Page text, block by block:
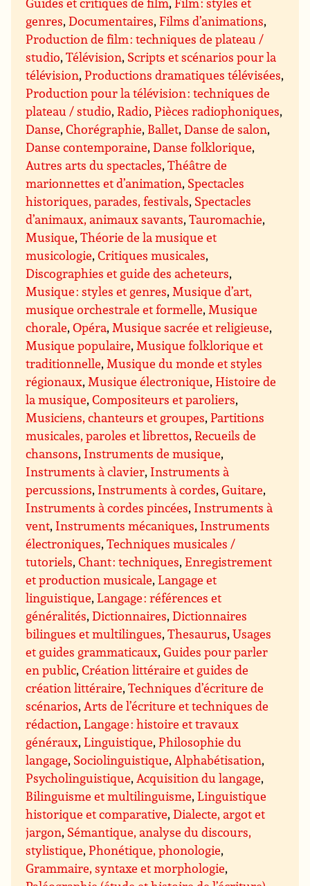
genres,Documentaires,Films d’animations,
Production de film : techniques de plateau /
studio,Télévision, Scripts et scénarios pour la
télévision,Productions dramatiques télévisées,
Production pour la télévision : techniques de
plateau / studio,Radio,Pièces radiophoniques,
Danse,Chorégraphie, Ballet,Danse de salon,
Danse contemporaine,Danse folklorique,
Autres arts du spectacles,Théâtre de
marionnettes et d’animation, Spectacles
historiques, parades, festivals, Spectacles
d’animaux, animaux savants,Tauromachie,
Musique,Théorie de la musique et
musicologie,Critiques musicales,
Discographies et guide des acheteurs,
Musique : styles et genres,Musique d’art,
musique orchestrale et formelle,Musique
chorale,Opéra,Musique sacrée et religieuse,
Musique populaire,Musique folklorique et
traditionnelle,Musique du monde et styles
régionaux,Musique électronique,Histoire de
la musique,Compositeurs et paroliers,
Musiciens, chanteurs et groupes,Partitions
musicales, paroles et librettos,Recueils de
chansons, Instruments de musique,
Instruments à clavier, Instruments à
percussions, Instruments à cordes,Guitare,
Instruments à cordes pincées, Instruments à
vent, Instruments mécaniques, Instruments
électroniques,Techniques musicales /
tutoriels,Chant : techniques,Enregistrement
et production musicale,Langage et
linguistique,Langage : références et
généralités,Dictionnaires,Dictionnaires
bilingues et multilingues,Thesaurus,Usages
et guides grammaticaux,Guides pour parler
en public,Création littéraire et guides de
création littéraire,Techniques d’écriture de
scénarios,Arts de l’écriture et techniques de
rédaction,Langage : histoire et travaux
généraux,Linguistique,Philosophie du
langage, Sociolinguistique,Alphabétisation,
Psycholinguistique,Acquisition du langage,
Bilinguisme et multilinguisme,Linguistique
historique et comparative,Dialecte, argot et
jargon, Sémantique, analyse du discours,
stylistique,Phonétique, phonologie,
Grammaire, syntaxe et morphologie,